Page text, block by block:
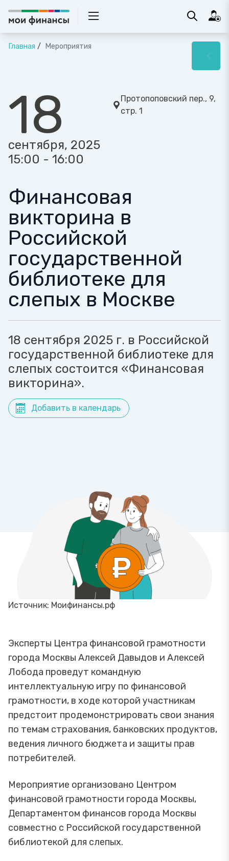
Главная Мероприятия
18
сентября, 2025
15:00 - 16:00
Протопоповский пер., 9,
стр. 1
Финансовая
викторина в
Российской
государственной
библиотеке для
слепых в Москве
18 сентября 2025 г. в Российской
государственной библиотеке для
слепых состоится «Финансовая
викторина».
Добавить в календарь
Источник: Моифинансы.рф
Эксперты Центра финансовой грамотности
города Москвы Алексей Давыдов и Алексей
Лобода проведут командную
интеллектуальную игру по финансовой
грамотности, в ходе которой участникам
предстоит продемонстрировать свои знания
по темам страхования, банковских продуктов,
ведения личного бюджета и защиты прав
потребителей.
Мероприятие организовано Центром
финансовой грамотности города Москвы,
Департаментом финансов города Москвы
совместно с Российской государственной
библиотекой для слепых.